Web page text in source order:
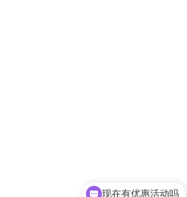
现在有优惠活动吗